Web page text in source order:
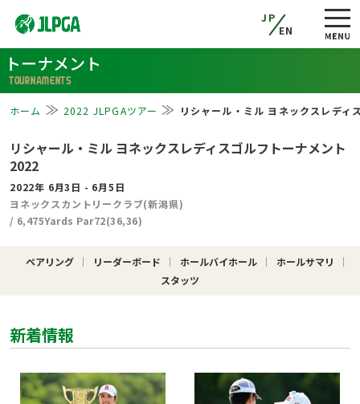
JP
EN
トーナメント
TOURNAMENTS
ホーム 2022 JLPGAツアー リシャール・ミル ヨネックスレディ
リシャール・ミル ヨネックスレディスゴルフトーナメント
2022
2022年 6月3日 - 6月5日
ヨネックスカントリークラブ(新潟県)
/ 6,475Yards Par72(36,36)
ペアリング リーダーボード ホールバイホール
ホールサマリ
スタッツ
新着情報